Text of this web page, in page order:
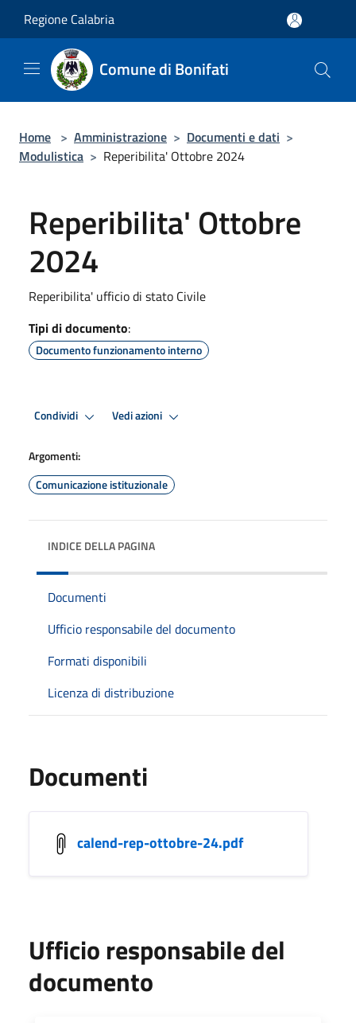
Regione Calabria
Comune di Bonifati
Home > Amministrazione > Documenti e dati >
Modulistica > Reperibilita' Ottobre 2024
Reperibilita' Ottobre
2024
Reperibilita' ufficio di stato Civile
Tipi di documento:
Documento funzionamento interno
Condividi Vedi azioni
Argomenti:
Comunicazione istituzionale
INDICE DELLA PAGINA
Documenti
Ufficio responsabile del documento
Formati disponibili
Licenza di distribuzione
Documenti
calend-rep-ottobre-24.pdf
Ufficio responsabile del
documento